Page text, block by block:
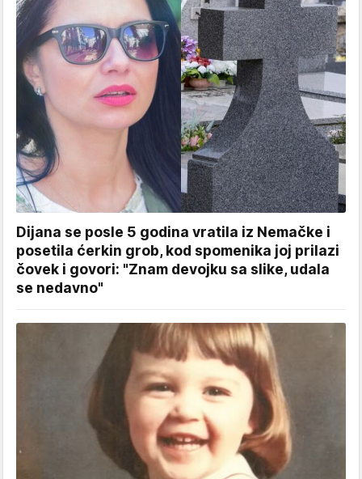
Dijana se posle 5 godina vratila iz Nemačke i
posetila ćerkin grob, kod spomenika joj prilazi
čovek i govori: "Znam devojku sa slike, udala
se nedavno"